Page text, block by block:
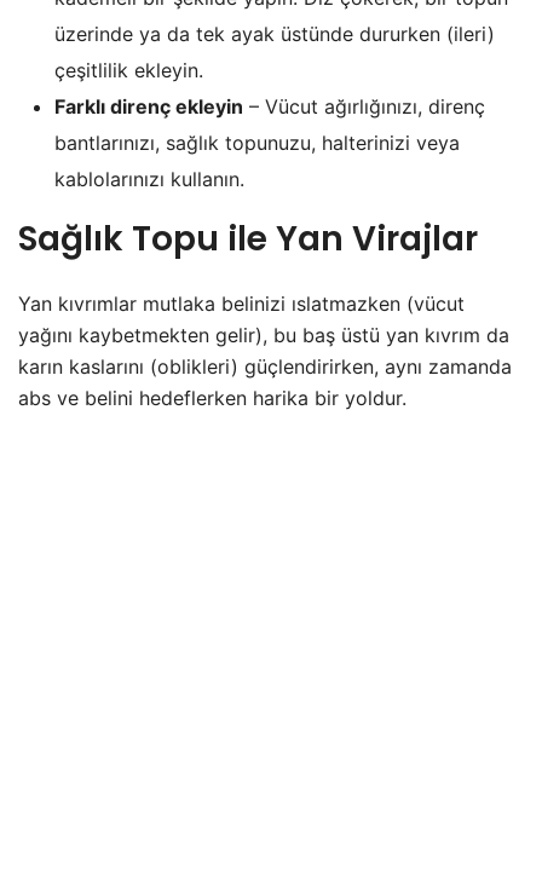
üzerinde ya da tek ayak üstünde dururken (ileri)
çeşitlilik ekleyin.
Farklı direnç ekleyin – Vücut ağırlığınızı, direnç
bantlarınızı, sağlık topunuzu, halterinizi veya
kablolarınızı kullanın.
Sağlık Topu ile Yan Virajlar
Yan kıvrımlar mutlaka belinizi ıslatmazken (vücut
yağını kaybetmekten gelir), bu baş üstü yan kıvrım da
karın kaslarını (oblikleri) güçlendirirken, aynı zamanda
abs ve belini hedeflerken harika bir yoldur.